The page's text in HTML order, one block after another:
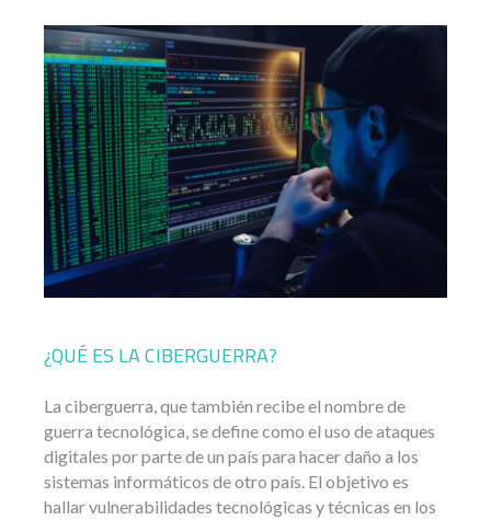
¿QUÉ ES LA CIBERGUERRA?
La ciberguerra, que también recibe el nombre de
guerra tecnológica, se define como el uso de ataques
digitales por parte de un país para hacer daño a los
sistemas informáticos de otro país. El objetivo es
hallar vulnerabilidades tecnológicas y técnicas en los